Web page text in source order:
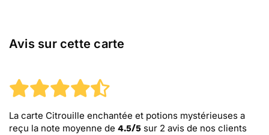
Avis sur cette carte
La carte Citrouille enchantée et potions mystérieuses a
reçu la note moyenne de 4.5/5 sur 2 avis de nos clients